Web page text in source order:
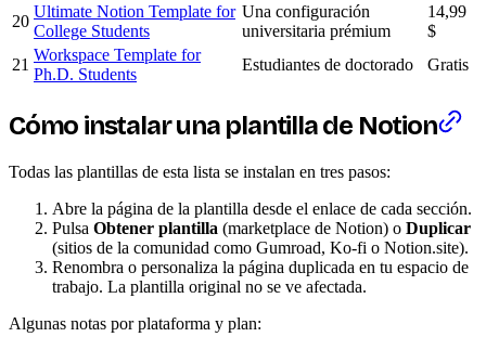
20
Ultimate Notion Template for
College Students
Una configuración
universitaria prémium
14,99
$
21
Workspace Template for
Ph.D. Students
Estudiantes de doctorado Gratis
Cómo instalar una plantilla de Notion
Todas las plantillas de esta lista se instalan en tres pasos:
Abre la página de la plantilla desde el enlace de cada sección.
Pulsa Obtener plantilla (marketplace de Notion) o Duplicar
(sitios de la comunidad como Gumroad, Ko-fi o Notion.site).
Renombra o personaliza la página duplicada en tu espacio de
trabajo. La plantilla original no se ve afectada.
Algunas notas por plataforma y plan: